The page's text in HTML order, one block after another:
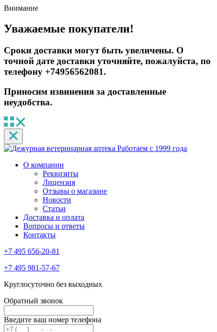
Внимание
Уважаемые покупатели!
Сроки доставки могут быть увеличены. О
точной дате доставки уточняйте, пожалуйста, по
телефону +74956562081.
Приносим извинения за доставленные
неудобства.
Работаем с 1999 года
О компании
Реквизиты
Лицензия
Отзывы о магазине
Новости
Статьи
Доставка и оплата
Вопросы и ответы
Контакты
+7 495 656-20-81
+7 495 981-57-67
Круглосуточно без выходных
Обратный звонок
Введите ваш номер телефона